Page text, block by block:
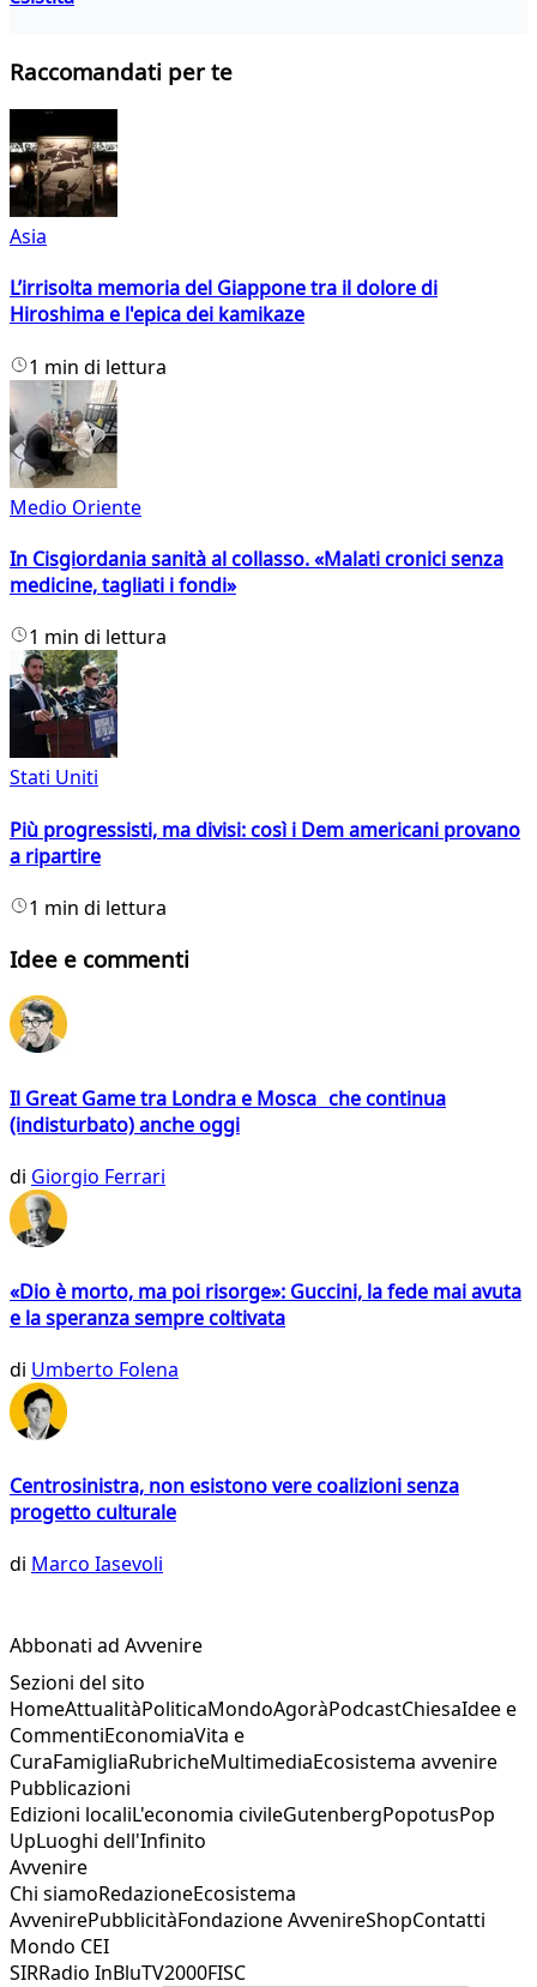
Raccomandati per te
Asia
L’irrisolta memoria del Giappone tra il dolore di
Hiroshima e l'epica dei kamikaze
1 min di lettura
Medio Oriente
In Cisgiordania sanità al collasso. «Malati cronici senza
medicine, tagliati i fondi»
1 min di lettura
Stati Uniti
Più progressisti, ma divisi: così i Dem americani provano
a ripartire
1 min di lettura
Idee e commenti
Il Great Game tra Londra e Mosca che continua
(indisturbato) anche oggi
di Giorgio Ferrari
«Dio è morto, ma poi risorge»: Guccini, la fede mai avuta
e la speranza sempre coltivata
di Umberto Folena
Centrosinistra, non esistono vere coalizioni senza
progetto culturale
di Marco Iasevoli
Abbonati ad Avvenire
Sezioni del sito
HomeAttualitàPoliticaMondoAgoràPodcastChiesaIdee e
CommentiEconomiaVita e
CuraFamigliaRubricheMultimediaEcosistema avvenire
Pubblicazioni
Edizioni localiL'economia civileGutenbergPopotusPop
UpLuoghi dell'Infinito
Avvenire
Chi siamoRedazioneEcosistema
AvvenirePubblicitàFondazione AvvenireShopContatti
Mondo CEI
SIRRadio InBluTV2000FISC